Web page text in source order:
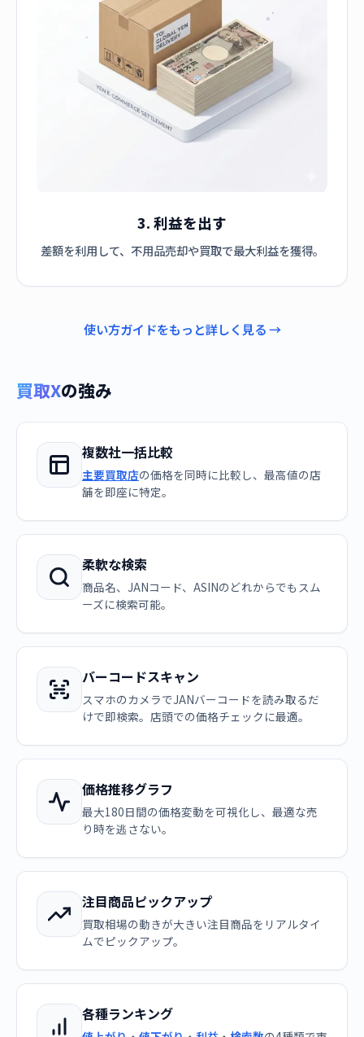
3. 利益を出す
差額を利用して、不用品売却や買取で最大利益を獲得。
使い方ガイドをもっと詳しく見る →
買取Xの強み
複数社一括比較
主要買取店の価格を同時に比較し、最高値の店
舗を即座に特定。
柔軟な検索
商品名、JANコード、ASINのどれからでもスム
ーズに検索可能。
バーコードスキャン
スマホのカメラでJANバーコードを読み取るだ
けで即検索。店頭での価格チェックに最適。
価格推移グラフ
最大180日間の価格変動を可視化し、最適な売
り時を逃さない。
注目商品ピックアップ
買取相場の動きが大きい注目商品をリアルタイ
ムでピックアップ。
各種ランキング